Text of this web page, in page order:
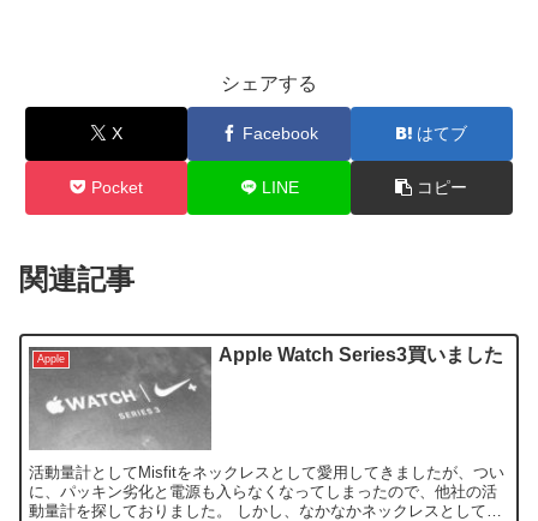
シェアする
X Facebook はてブ
Pocket LINE コピー
関連記事
Apple Apple Watch Series3買いました
活動量計としてMisfitをネックレスとして愛用してきましたが、つい
に、パッキン劣化と電源も入らなくなってしまったので、他社の活
動量計を探しておりました。 しかし、なかなかネックレスとして装